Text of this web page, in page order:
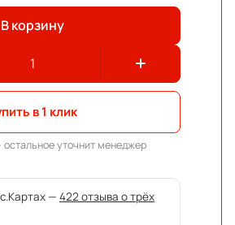
В корзину
в 1 клик
уточнит менеджер
— 422 отзыва о трёх